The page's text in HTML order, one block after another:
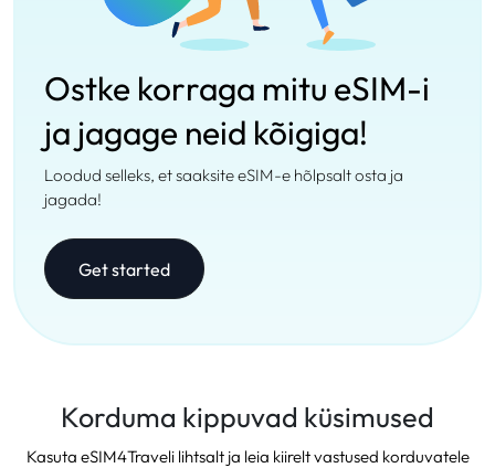
Ostke korraga mitu eSIM-i
ja jagage neid kõigiga!
Loodud selleks, et saaksite eSIM-e hõlpsalt osta ja
jagada!
Get started
Korduma kippuvad küsimused
Kasuta eSIM4Traveli lihtsalt ja leia kiirelt vastused korduvatele